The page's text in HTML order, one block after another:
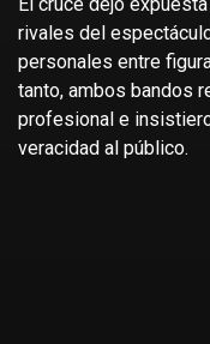
rivales del
personales entre
tanto, ambos bandos
profesional e
veracidad al público.